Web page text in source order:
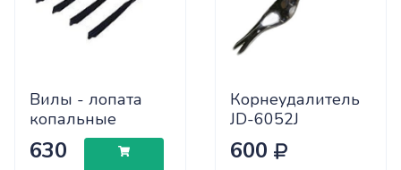
Вилы - лопата
копальные
630
Корнеудалитель
JD-6052J
алюминий
пластиковая
600